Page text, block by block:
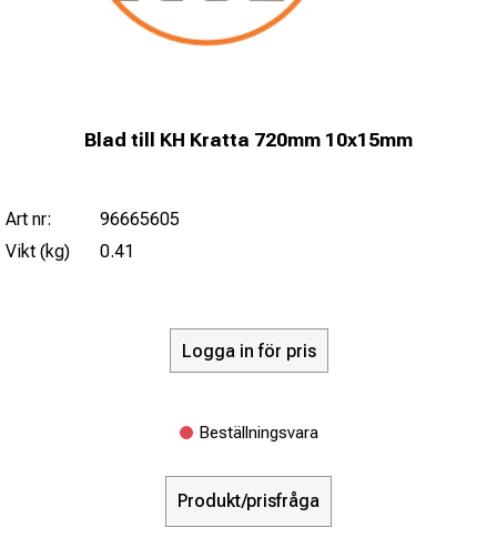
Blad till KH Kratta 720mm 10x15mm
Art nr:
96665605
Vikt (kg)
0.41
Logga in för pris
Beställningsvara
Produkt/prisfråga